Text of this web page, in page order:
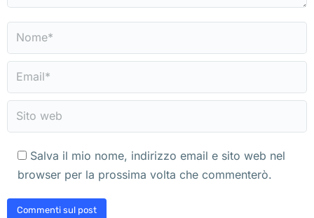
Nome *
Email *
Sito web
Salva il mio nome, indirizzo email e sito web nel
browser per la prossima volta che commenterò.
Commenti sul post